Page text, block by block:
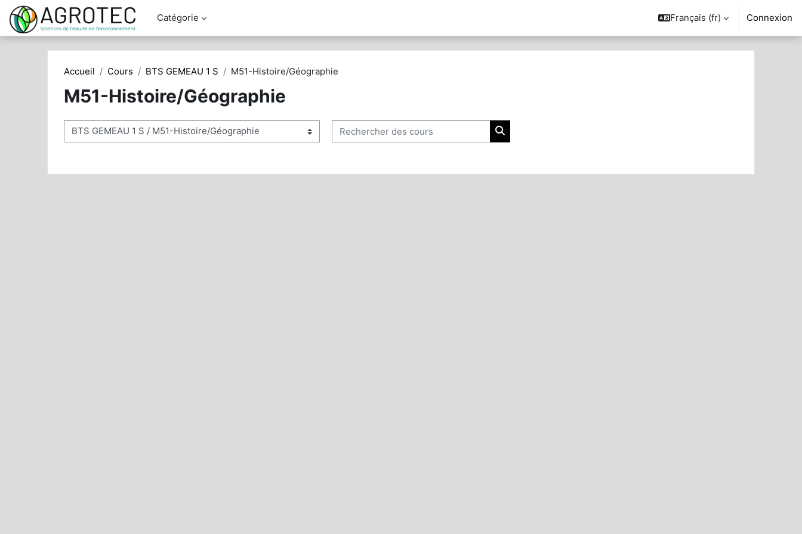
Passer au contenu principal
Catégorie
Français ‎(fr)‎ Connexion
Accueil Cours BTS GEMEAU 1 S M51-Histoire/Géographie
M51-Histoire/Géographie
Catégories de cours
Rechercher des cours
Rechercher des cours